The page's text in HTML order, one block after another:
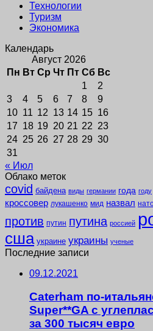
Технологии
Туризм
Экономика
Календарь
Август 2026
Пн Вт Ср Чт Пт Сб Вс
1
2
3
4 5 6 7 8
9
10 11 12 13 14 15 16
17 18 19 20 21 22 23
24 25 26 27 28 29 30
31
« Июл
Облако меток
covid байдена виды германии года году
кроссовер лукашенко мид назвал
против путин путина россией
сша украине украины ученые
Последние записи
09.12.2021
Caterham по-
Super**GA с
за 300 тысяч евро